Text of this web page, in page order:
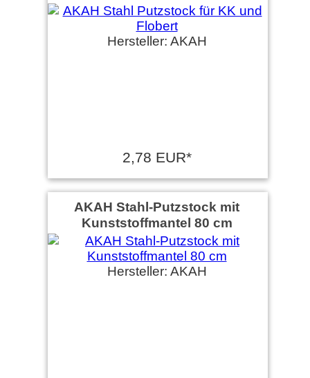
Hersteller: AKAH
2,78 EUR*
AKAH Stahl-Putzstock mit
Kunststoffmantel 80 cm
Hersteller: AKAH